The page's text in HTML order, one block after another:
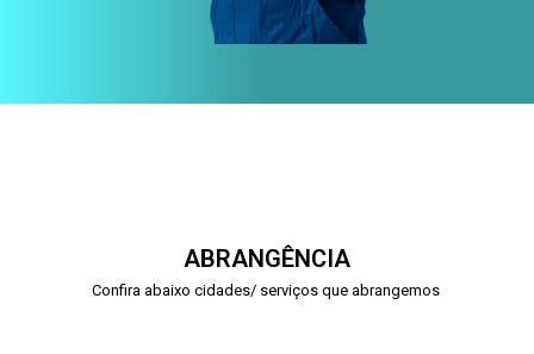
ABRANGÊNCIA
Confira abaixo cidades/ serviços que abrangemos